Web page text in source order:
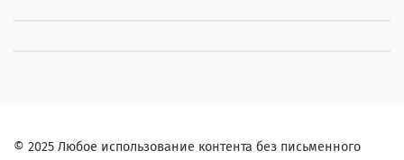
© 2025 Любое использование контента без письменного